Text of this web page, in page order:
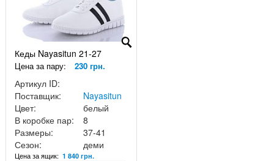
Кеды Nayasitun 21-27
Цена за пару: 230 грн.
Артикул ID:
Поставщик:
Nayasitun
Цвет:
белый
В коробке пар:
8
Размеры:
37-41
Сезон:
деми
Цена за ящик: 1 840 грн.